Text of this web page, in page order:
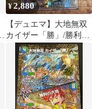
¥2,880
【デュエマ】大地無双
カイザー「勝」/勝利の
大地 SR シークレッ
ト 秘 金枠